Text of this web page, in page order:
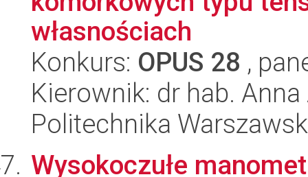
własnościach
Konkurs: OPUS 28 ,
Kierownik: dr hab.
Politechnika
Wysokoczułe